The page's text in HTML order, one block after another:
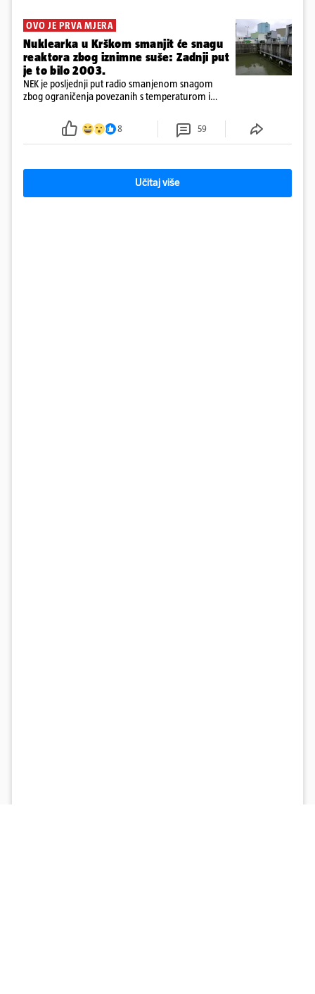
OVO JE PRVA MJERA
Nuklearka u Krškom smanjit će snagu
reaktora zbog iznimne suše: Zadnji put
je to bilo 2003.
NEK je posljednji put radio smanjenom snagom
zbog ograničenja povezanih s temperaturom i
smanjenje snage bilo potrebno više od 90 dana.
8 59
Učitaj više